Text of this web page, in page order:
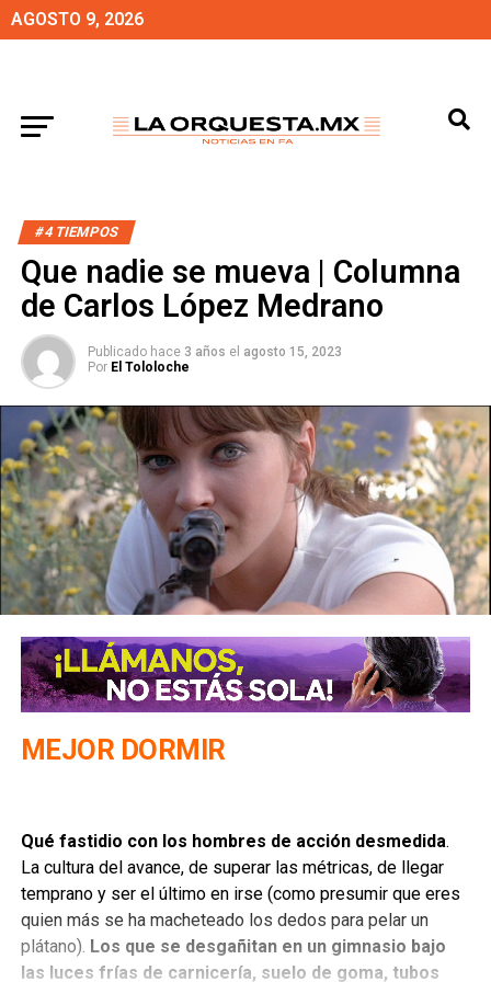
AGOSTO 9, 2026
#4 TIEMPOS
Que nadie se mueva | Columna
de Carlos López Medrano
Publicado hace 3 años el agosto 15, 2023
Por El Tololoche
MEJOR DORMIR
Qué fastidio con los hombres de acción desmedida.
La cultura del avance, de superar las métricas, de llegar
temprano y ser el último en irse (como presumir que eres
quien más se ha macheteado los dedos para pelar un
plátano). Los que se desgañitan en un gimnasio bajo
las luces frías de carnicería, suelo de goma, tubos